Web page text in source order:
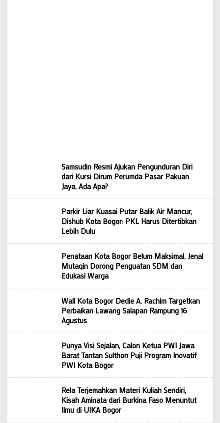
Samsudin Resmi Ajukan Pengunduran Diri
dari Kursi Dirum Perumda Pasar Pakuan
Jaya, Ada Apa?
Parkir Liar Kuasai Putar Balik Air Mancur,
Dishub Kota Bogor: PKL Harus Ditertibkan
Lebih Dulu
Penataan Kota Bogor Belum Maksimal, Jenal
Mutaqin Dorong Penguatan SDM dan
Edukasi Warga
Wali Kota Bogor Dedie A. Rachim Targetkan
Perbaikan Lawang Salapan Rampung 16
Agustus
Punya Visi Sejalan, Calon Ketua PWI Jawa
Barat Tantan Sulthon Puji Program Inovatif
PWI Kota Bogor
Rela Terjemahkan Materi Kuliah Sendiri,
Kisah Aminata dari Burkina Faso Menuntut
Ilmu di UIKA Bogor